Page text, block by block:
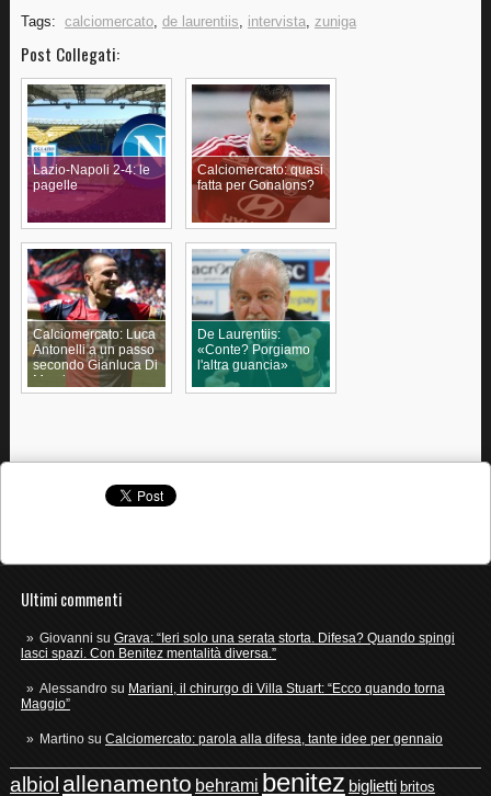
Tags: calciomercato, de laurentiis intervista, zuniga
Post Collegati:
Lazio-Napoli 2-4: le
pagelle
Calciomercato: quasi
fatta per Gonalons?
Calciomercato: Luca
Antonelli a un passo
secondo Gianluca Di
Marzio
De Laurentiis:
«Conte? Porgiamo
l'altra guancia»
Ultimi commenti
Giovanni su Grava: “Ieri solo una serata storta. Difesa? Quando spingi
lasci spazi. Con Benitez mentalità diversa.”
Alessandrosu Mariani, il chirurgo di Villa Stuart: “Ecco quando torna
Maggio”
Martinosu Calciomercato: parola alla difesa, tante idee per gennaio
albiol allenamento behrami benitez biglietti britos